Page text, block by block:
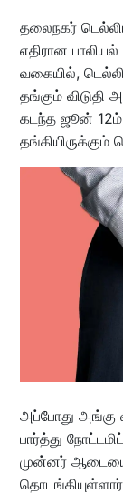
தலைநகர்
எதிரான
வகையில்,
தங்கும் விடுதி
கடந்த ஜூன் 12ம்
அப்போது அங்கு
பார்த்து
முன்னர்